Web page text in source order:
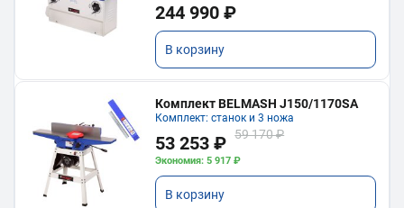
244 990 ₽
В корзину
Комплект BELMASH J150/1170SA
Комплект: станок и 3 ножа
53 253 ₽ 59 170 ₽
Экономия: 5 917 ₽
В корзину